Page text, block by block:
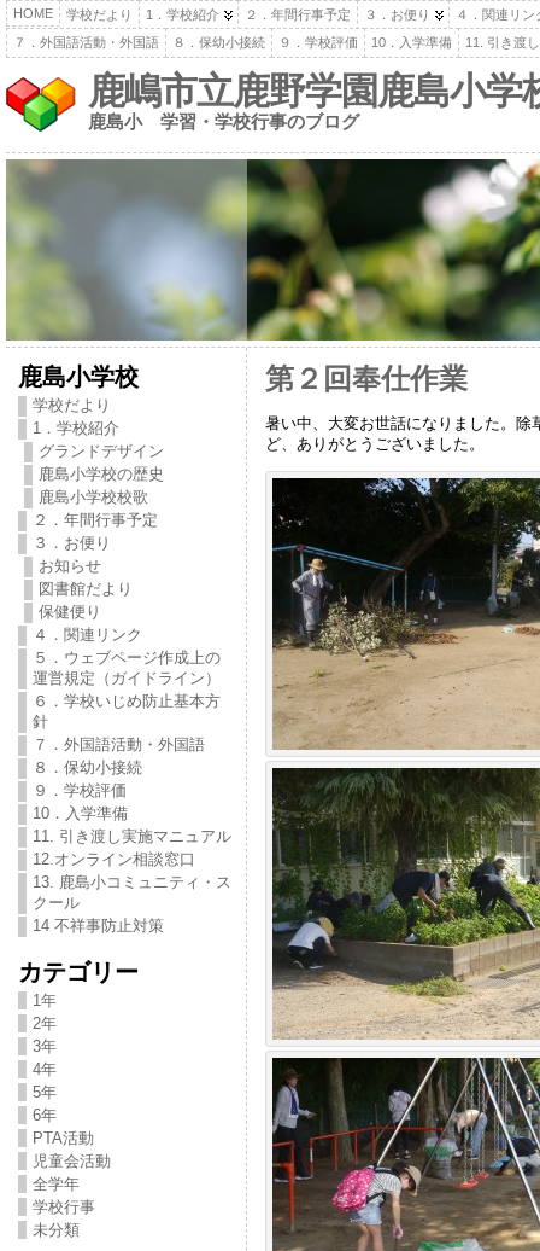
HOME 学校だより 1．学校紹介 ２．年間行事予定 ３．お便り
４．関連リン
７．外国語活動・外国語
８．保幼小接続 ９．学校評価 10．入学準備 11. 引き渡
鹿嶋市立鹿野学園鹿島小学
鹿島小 学習・学校行事のブログ
鹿島小学校
学校だより
1．学校紹介
グランドデザイン
鹿島小学校の歴史
鹿島小学校校歌
２．年間行事予定
３．お便り
お知らせ
図書館だより
保健便り
４．関連リンク
５．ウェブページ作成上の
運営規定（ガイドライン）
６．学校いじめ防止基本方
針
７．外国語活動・外国語
８．保幼小接続
９．学校評価
10．入学準備
11. 引き渡し実施マニュアル
12.オンライン相談窓口
13. 鹿島小コミュニティ・ス
クール
14 不祥事防止対策
カテゴリー
1年
2年
3年
4年
5年
6年
PTA活動
児童会活動
全学年
学校行事
未分類
第２回奉仕作業
暑い中、大変お世話になりました。
ど、ありがとうございました。